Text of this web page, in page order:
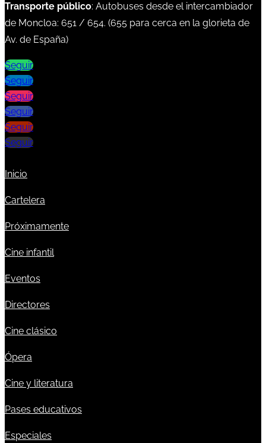
Transporte público: Autobuses desde el intercambiador
de Moncloa: 651 / 654. (655 para cerca en la glorieta de
Av. de España)
Seguir
Seguir
Seguir
Seguir
Seguir
Seguir
Inicio
Cartelera
Próximamente
Cine infantil
Eventos
Directores
Cine clásico
Ópera
Cine y literatura
Pases educativos
Especiales